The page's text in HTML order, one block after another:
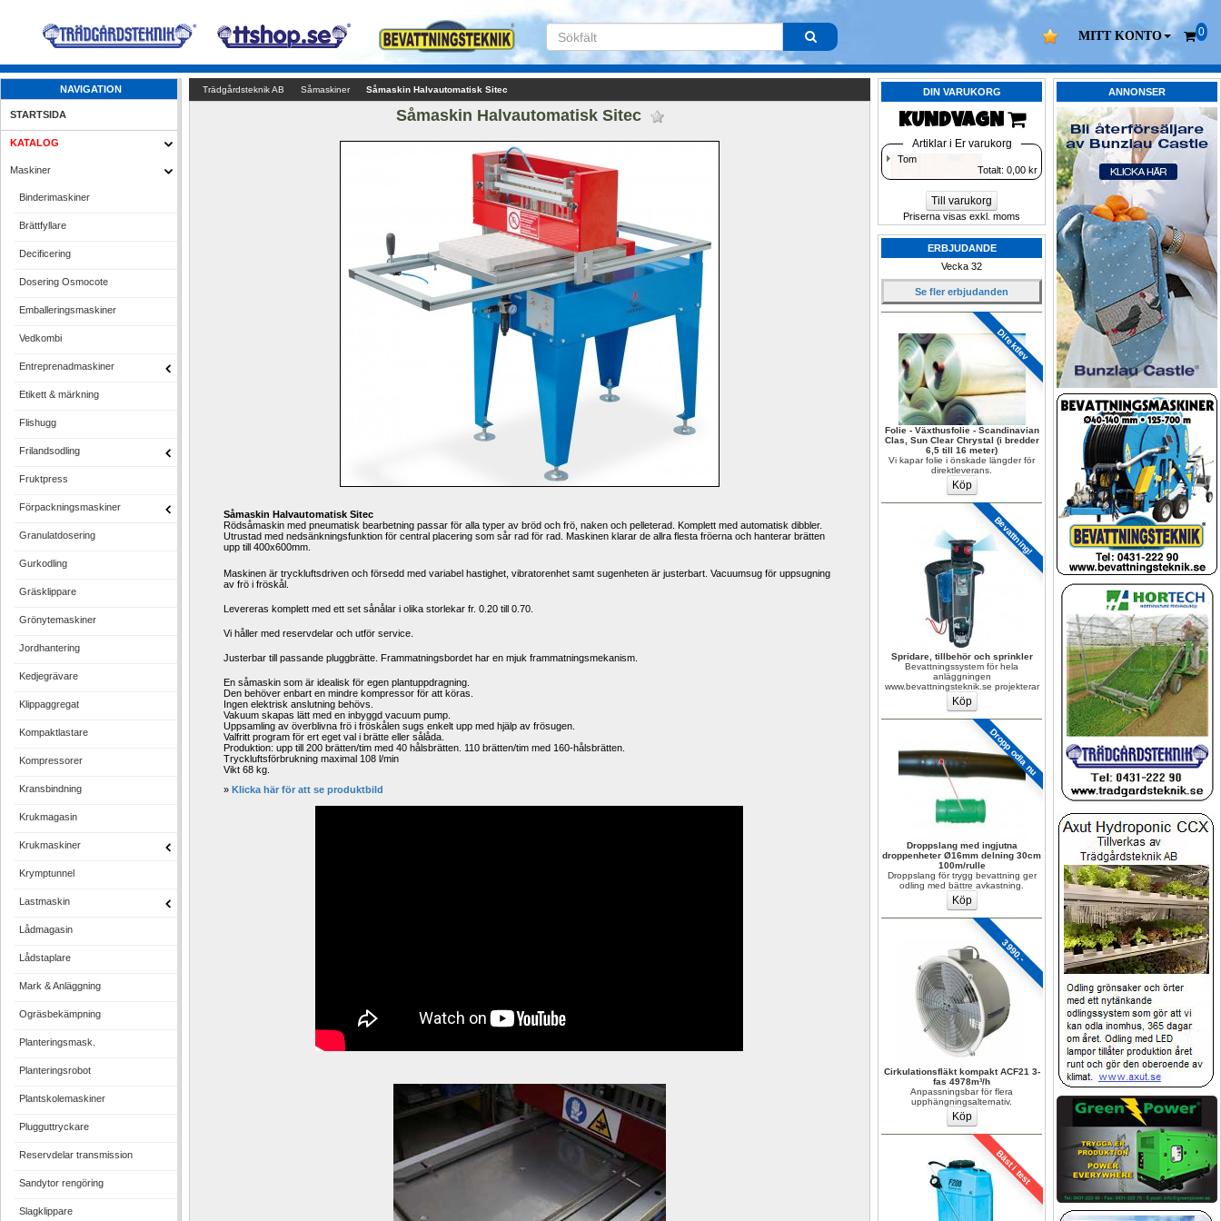
MITT KONTO 0
NAVIGATION
STARTSIDA
KATALOG
Maskiner
Binderimaskiner
Brättfyllare
Decificering
Dosering Osmocote
Emballeringsmaskiner
Vedkombi
Entreprenadmaskiner
Etikett & märkning
Flishugg
Frilandsodling
Fruktpress
Förpackningsmaskiner
Granulatdosering
Gurkodling
Gräsklippare
Grönytemaskiner
Jordhantering
Kedjegrävare
Klippaggregat
Kompaktlastare
Kompressorer
Kransbindning
Krukmagasin
Krukmaskiner
Krymptunnel
Lastmaskin
Lådmagasin
Lådstaplare
Mark & Anläggning
Ogräsbekämpning
Planteringsmask.
Planteringsrobot
Plantskolemaskiner
Plugguttryckare
Reservdelar transmission
Sandytor rengöring
Slagklippare
ANNONSER
DIN VARUKORG
KUNDVAGN
Artiklar i Er varukorg
Tom
Totalt: 0,00 kr
Till varukorg
Priserna visas exkl. moms
ERBJUDANDE
Vecka 32
Se fler erbjudanden
Direktlev
Folie - Växthusfolie - Scandinavian
Clas, Sun Clear Chrystal (i bredder
6,5 till 16 meter)
Vi kapar folie i önskade längder för
direktleverans.
Bevattning!
Spridare, tillbehör och sprinkler
Bevattningssystem för hela
anläggningen
www.bevattningsteknik.se projekterar
Dropp odla nu
Droppslang med ingjutna
droppenheter Ø16mm delning 30cm
100m/rulle
Droppslang för trygg bevattning ger
odling med bättre avkastning.
3990.-
Cirkulationsfläkt kompakt ACF21 3-
fas 4978m³/h
Anpassningsbar för flera
upphängningsalternativ.
Bäst i test
Trädgårdsteknik AB Såmaskiner Såmaskin Halvautomatisk Sitec
Såmaskin Halvautomatisk Sitec
Såmaskin Halvautomatisk Sitec
Rödsåmaskin med pneumatisk bearbetning passar för alla typer av bröd och frö, naken och pelleterad. Komplett med automatisk dibbler.
Utrustad med nedsänkningsfunktion för central placering som sår rad för rad. Maskinen klarar de allra flesta fröerna och hanterar brätten
upp till 400x600mm.
Maskinen är tryckluftsdriven och försedd med variabel hastighet, vibratorenhet samt sugenheten är justerbart. Vacuumsug för uppsugning
av frö i fröskål.
Levereras komplett med ett set sånålar i olika storlekar fr. 0.20 till 0.70.
Vi håller med reservdelar och utför service.
Justerbar till passande pluggbrätte. Frammatningsbordet har en mjuk frammatningsmekanism.
En såmaskin som är idealisk för egen plantuppdragning.
Den behöver enbart en mindre kompressor för att köras.
Ingen elektrisk anslutning behövs.
Vakuum skapas lätt med en inbyggd vacuum pump.
Uppsamling av överblivna frö i fröskålen sugs enkelt upp med hjälp av frösugen.
Valfritt program för ert eget val i brätte eller sålåda.
Produktion: upp till 200 brätten/tim med 40 hålsbrätten. 110 brätten/tim med 160-hålsbrätten.
Tryckluftsförbrukning maximal 108 l/min
Vikt 68 kg.
» Klicka här för att se produktbild